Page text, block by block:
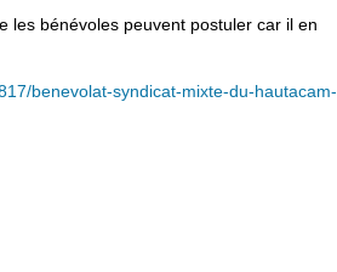
les bénévoles peuvent postuler car il en
benevolat-syndicat-mixte-du-hautacam-